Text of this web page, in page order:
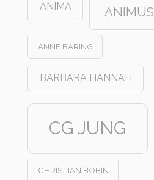
ANIMA ANIMUS
ANNE BARING
BARBARA HANNAH
CG JUNG
CHRISTIAN BOBIN